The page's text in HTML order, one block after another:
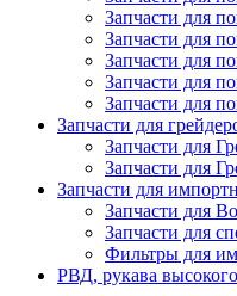
Запчасти для
Запчасти для
Запчасти для
Запчасти для
Запчасти для
Запчасти для
Запчасти для
Запчасти для
Запчасти для
Запчасти для
Запчасти для
Фильтры для
РВД, рукава